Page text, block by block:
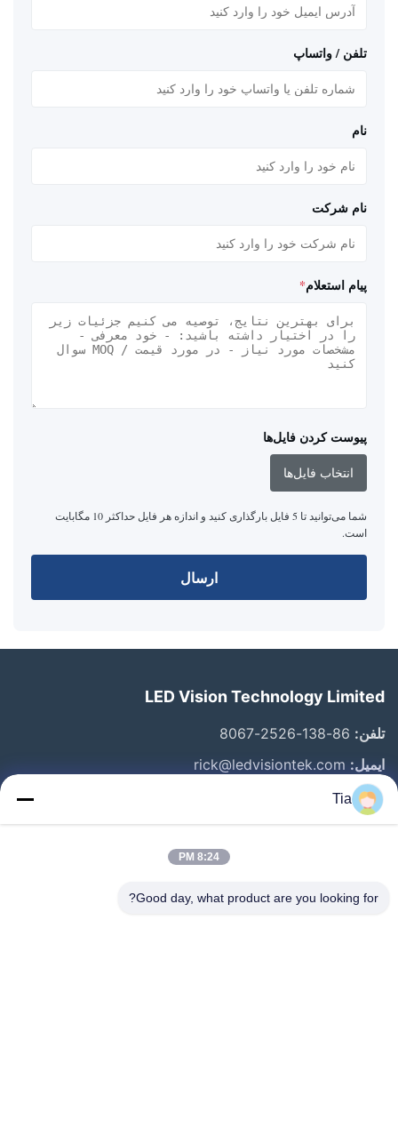
تلفن / واتساپ
نام
نام شرکت
پیام استعلام*
پیوست کردن فایل‌ها
انتخاب فایل‌ها
شما می‌توانید تا 5 فایل بارگذاری کنید و اندازه هر فایل حداکثر 10 مگابایت
است.
ارسال
LED Vision Technology Limited
تلفن:
ایمیل:
پیوندهای سریع
محصولات
Tia
8:24 PM
Good day, what product are you looking for?